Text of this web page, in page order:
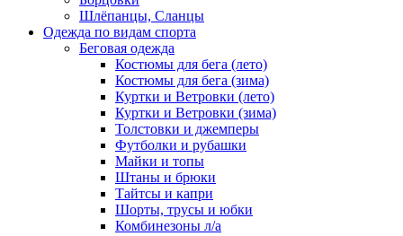
Шлёпанцы, Сланцы
Одежда по видам спорта
Беговая одежда
Костюмы для бега (лето)
Костюмы для бега (зима)
Куртки и Ветровки (лето)
Куртки и Ветровки (зима)
Толстовки и джемперы
Футболки и рубашки
Майки и топы
Штаны и брюки
Тайтсы и капри
Шорты, трусы и юбки
Комбинезоны л/а